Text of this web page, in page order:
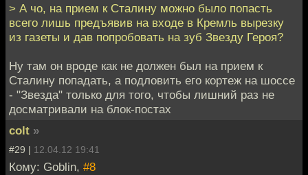
> А чо, на прием к Сталину можно было попасть
всего лишь предъявив на входе в Кремль вырезку
из газеты и дав попробовать на зуб Звезду Героя?
Ну там он вроде как не должен был на прием к
Сталину попадать, а подловить его кортеж на шоссе
- "Звезда" только для того, чтобы лишний раз не
досматривали на блок-постах
colt »
#29 | 12.04.12 19:41
Кому: Goblin, #8